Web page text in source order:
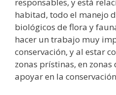
habitad, todo el manejo
biológicos de flora y
hacer un trabajo muy
conservación, y al estar
zonas prístinas, en
apoyar en la